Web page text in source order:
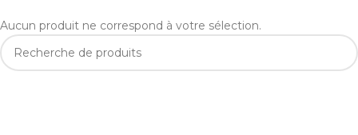
Aucun produit ne correspond à votre sélection.